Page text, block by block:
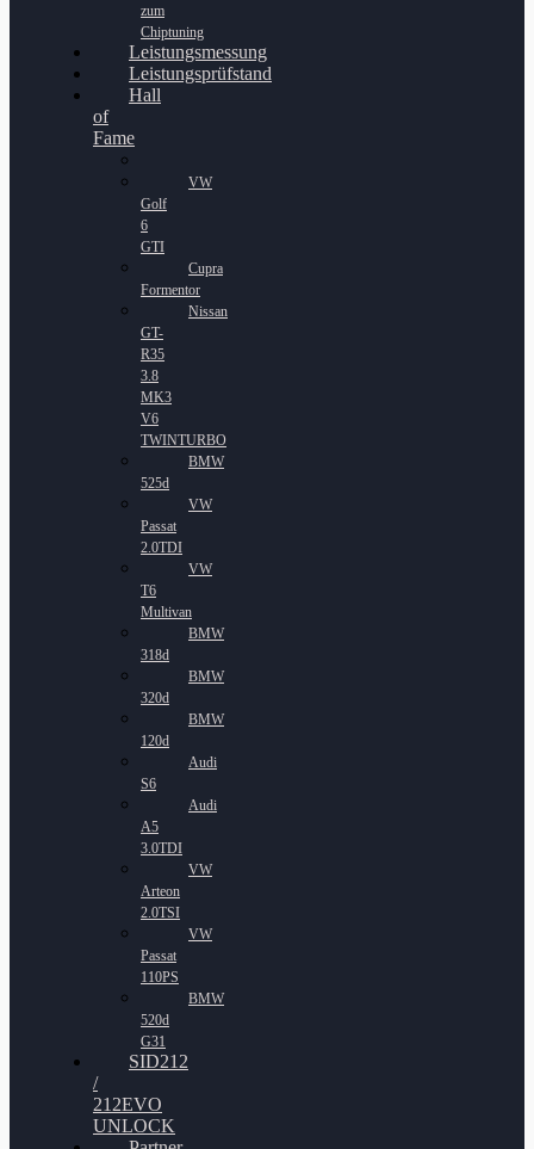
zum
Chiptuning
Leistungsmessung
Leistungsprüfstand
Hall
of
Fame
VW
Golf
6
GTI
Cupra
Formentor
Nissan
GT-
R35
3.8
MK3
V6
TWINTURBO
BMW
525d
VW
Passat
2.0TDI
VW
T6
Multivan
BMW
318d
BMW
320d
BMW
120d
Audi
S6
Audi
A5
3.0TDI
VW
Arteon
2.0TSI
VW
Passat
110PS
BMW
520d
G31
SID212
/
212EVO
UNLOCK